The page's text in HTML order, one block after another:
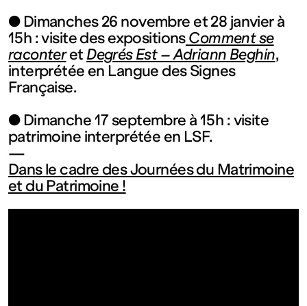
contemporain
de
Lorraine
1 bis, rue
des
● Dimanches 26 novembre et 28 janvier à
15h : visite des expositionsComment se
raconteret Degrés Est – Adriann Beghin,
interprétée en Langue des Signes
Française.
● Dimanche 17 septembre à 15h : visite
patrimoine interprétée en LSF.
—
Dans le cadre des Journées du Matrimoine
et du Patrimoine !